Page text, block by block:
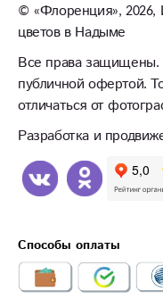
© «Флоренция»,
цветов в Надыме
Все права защищены.
публичной офертой.
отличаться от
Разработка и
Способы оплаты